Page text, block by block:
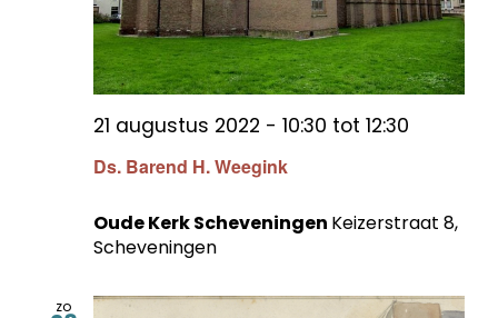
Ds. Barend H. Weegink
21 augustus 2022 - 10:30 tot 12:30
Oude Kerk Scheveningen Keizerstraat 8,
Scheveningen
zo